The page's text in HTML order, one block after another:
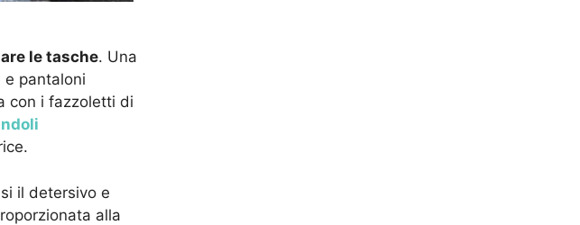
le tasche. Una
pantaloni
con i fazzoletti di
il detersivo e
alla